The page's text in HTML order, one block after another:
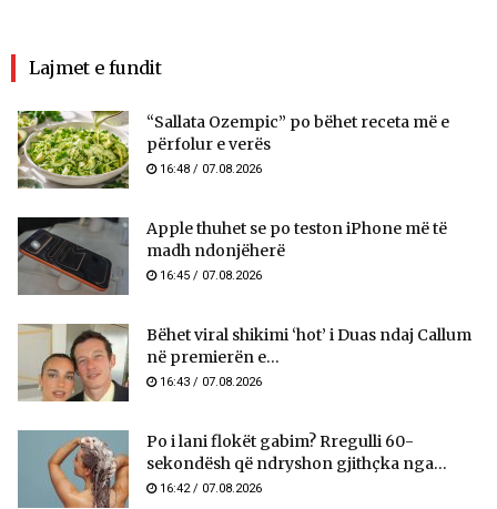
Lajmet e fundit
“Sallata Ozempic” po bëhet receta më e
përfolur e verës
16:48 / 07.08.2026
Apple thuhet se po teston iPhone më të
madh ndonjëherë
16:45 / 07.08.2026
Bëhet viral shikimi ‘hot’ i Duas ndaj Callum
në premierën e...
16:43 / 07.08.2026
Po i lani flokët gabim? Rregulli 60-
sekondësh që ndryshon gjithçka nga...
16:42 / 07.08.2026